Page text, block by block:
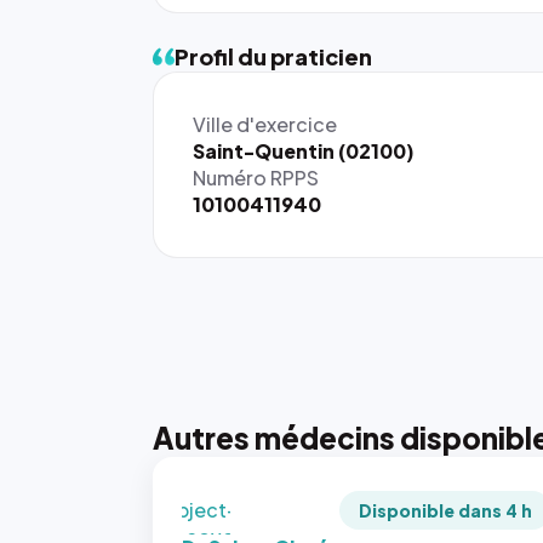
Profil du praticien
Ville d'exercice
Saint-Quentin (02100)
Numéro RPPS
10100411940
Autres médecins
: la taille
rendue par
`.profile-
picture`,
photo est
recadrée
`object-
fit: cover`.
Disponible dans 4 h